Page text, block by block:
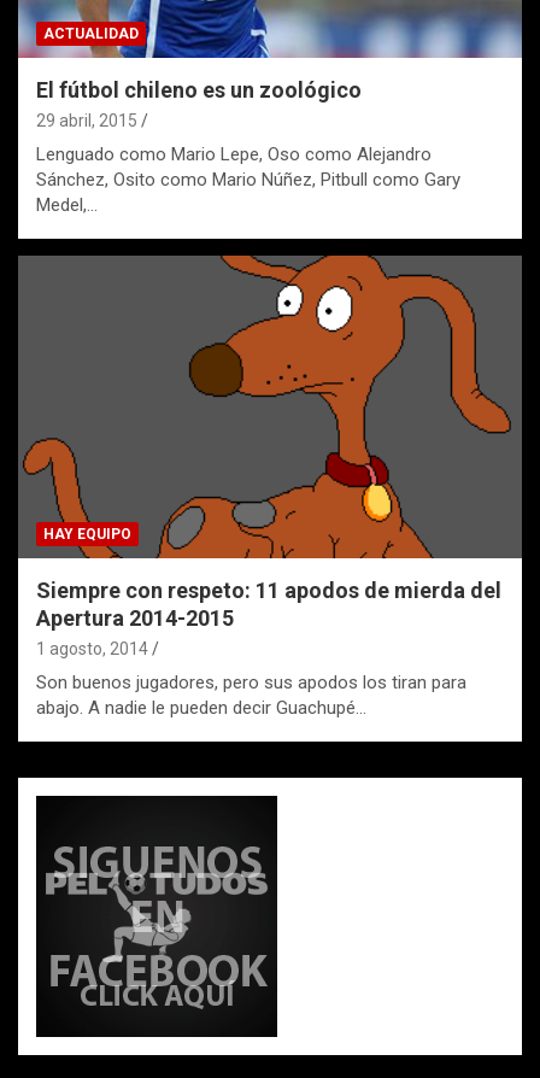
ACTUALIDAD
El fútbol chileno es un zoológico
29 abril, 2015
Lenguado como Mario Lepe, Oso como Alejandro
Sánchez, Osito como Mario Núñez, Pitbull como Gary
Medel,…
HAY EQUIPO
Siempre con respeto: 11 apodos de mierda del
Apertura 2014-2015
1 agosto, 2014
Son buenos jugadores, pero sus apodos los tiran para
abajo. A nadie le pueden decir Guachupé…